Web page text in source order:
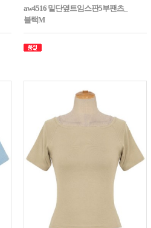
aw4516 밑단옆트임스판5부팬츠_
블랙M